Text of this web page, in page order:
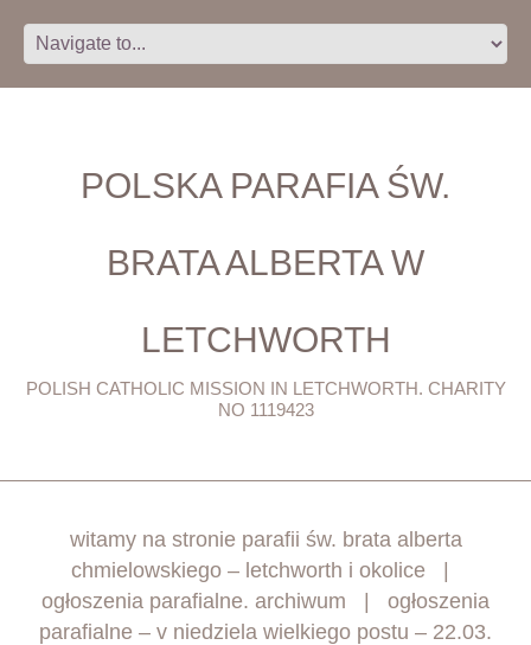
POLSKA PARAFIA ŚW.
BRATA ALBERTA W
LETCHWORTH
POLISH CATHOLIC MISSION IN LETCHWORTH. CHARITY
NO 1119423
witamy na stronie parafii św. brata alberta
chmielowskiego – letchworth i okolice
ogłoszenia parafialne. archiwum
ogłoszenia
parafialne – v niedziela wielkiego postu – 22.03.